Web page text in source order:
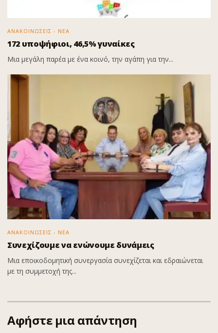
ΑΝΑΚΟΙΝΩΣΕΙΣ - ΝΕΑ
172 υποψήφιοι, 46,5% γυναίκες
Μια μεγάλη παρέα με ένα κοινό, την αγάπη για την...
ΑΝΑΚΟΙΝΩΣΕΙΣ - ΝΕΑ
Συνεχίζουμε να ενώνουμε δυνάμεις
Μια εποικοδομητική συνεργασία συνεχίζεται και εδραιώνεται
με τη συμμετοχή της...
Αφήστε μια απάντηση